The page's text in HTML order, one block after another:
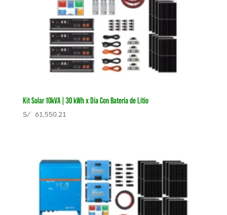
Kit Solar 10kVA | 30 kWh x Día Con Batería de Litio
S/61,550.21